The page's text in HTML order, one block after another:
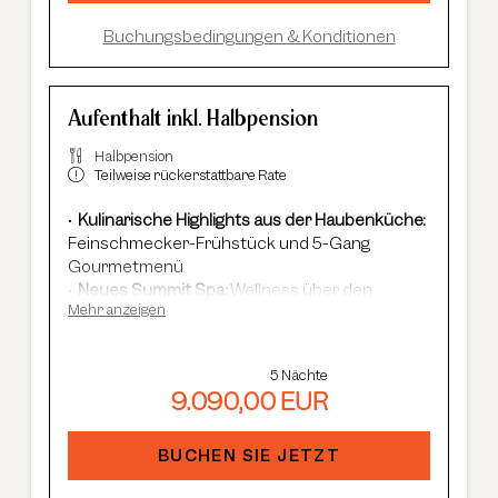
Buchungsbedingungen & Konditionen
Aufenthalt inkl. Halbpension
Halbpension
Teilweise rückerstattbare Rate
Kulinarische Highlights aus der Haubenküche:
Feinschmecker-Frühstück und 5-Gang
Gourmetmenü
Neues Summit Spa:Wellness über den
Dächern von Sölden mit Infinity-Pool, Saunen
kostenloser Shuttle-Service,
geführte Skisafaris etc.
Im Sommer:kostenlose Summer Card, AREA
47 Eintritt, geführte Wanderungen etc.
Mehr anzeigen
5 Nächte
9.090,00 EUR
BUCHEN SIE JETZT